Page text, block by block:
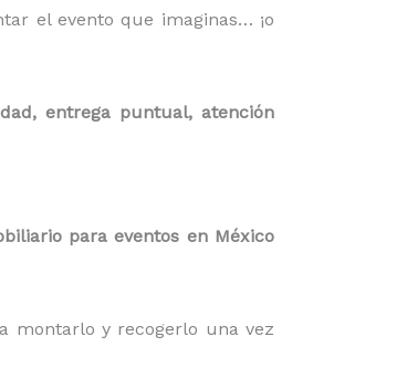
el evento que imaginas… ¡o
entrega puntual, atención
para eventos en México
montarlo y recogerlo una vez